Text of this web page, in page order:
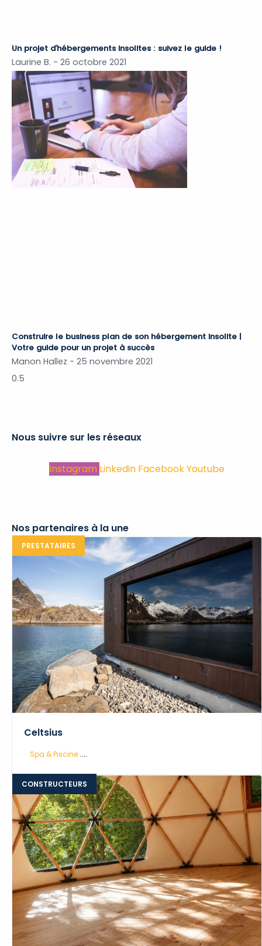
Un projet d’hébergements insolites : suivez le guide !
Laurine B. 26 octobre 2021
Construire le business plan de son hébergement insolite |
Votre guide pour un projet à succès
Manon Hallez 25 novembre 2021
Nous suivre sur les réseaux
Instagram Linkedin FacebookYoutube
Nos partenaires à la une
PRESTATAIRES
Celtsius
Spa & Piscine ....
CONSTRUCTEURS